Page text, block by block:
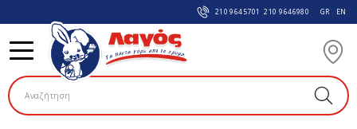
210 9645701 210 9646980 GR EN